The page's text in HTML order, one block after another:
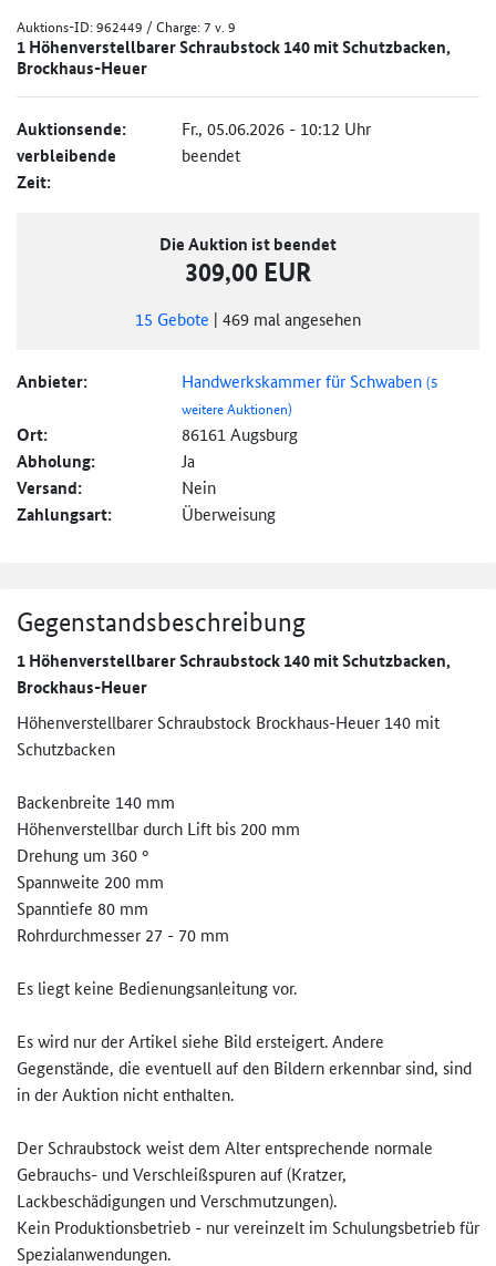
Auktions-ID:962449 / Charge: 7 v. 9
1 Höhenverstellbarer Schraubstock 140 mit Schutzbacken,
Brockhaus-Heuer
Auktionsende: Fr., 05.06.2026 - 10:12 Uhr
verbleibende
Zeit:
beendet
Die Auktion ist beendet
309,00 EUR
15 Gebote | 469 mal angesehen
Anbieter: Handwerkskammer für Schwaben(5
weitere Auktionen)
Ort: 86161 Augsburg
Abholung: Ja
Versand: Nein
Zahlungsart: Überweisung
Gegenstandsbeschreibung
1 Höhenverstellbarer Schraubstock 140 mit Schutzbacken,
Brockhaus-Heuer
Höhenverstellbarer Schraubstock Brockhaus-Heuer 140 mit
Schutzbacken
Backenbreite 140 mm
Höhenverstellbar durch Lift bis 200 mm
Drehung um 360 °
Spannweite 200 mm
Spanntiefe 80 mm
Rohrdurchmesser 27 - 70 mm
Es liegt keine Bedienungsanleitung vor.
Es wird nur der Artikel siehe Bild ersteigert. Andere
Gegenstände, die eventuell auf den Bildern erkennbar sind, sind
in der Auktion nicht enthalten.
Der Schraubstock weist dem Alter entsprechende normale
Gebrauchs- und Verschleißspuren auf (Kratzer,
Lackbeschädigungen und Verschmutzungen).
Kein Produktionsbetrieb - nur vereinzelt im Schulungsbetrieb für
Spezialanwendungen.